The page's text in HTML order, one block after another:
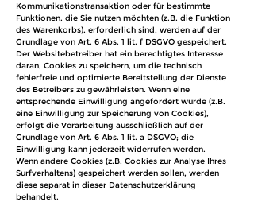
Kommunikationstransaktion oder für bestimmte
Funktionen, die Sie nutzen möchten (z.B. die Funktion
des Warenkorbs), erforderlich sind, werden auf der
Grundlage von Art. 6 Abs. 1 lit. f DSGVO gespeichert.
Der Websitebetreiber hat ein berechtigtes Interesse
daran, Cookies zu speichern, um die technisch
fehlerfreie und optimierte Bereitstellung der Dienste
des Betreibers zu gewährleisten. Wenn eine
entsprechende Einwilligung angefordert wurde (z.B.
eine Einwilligung zur Speicherung von Cookies),
erfolgt die Verarbeitung ausschließlich auf der
Grundlage von Art. 6 Abs. 1 lit. a DSGVO; die
Einwilligung kann jederzeit widerrufen werden.
Wenn andere Cookies (z.B. Cookies zur Analyse Ihres
Surfverhaltens) gespeichert werden sollen, werden
diese separat in dieser Datenschutzerklärung
behandelt.